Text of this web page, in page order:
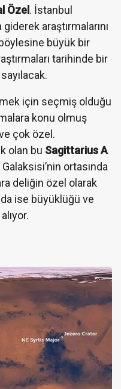
Özel. İstanbul
araştırmalarını
büyük bir
tarihinde bir
için seçmiş olduğu
konu olmuş
çok özel.
olan bu Sagittarius A
ortasında
deliğin özel olarak
ise büyüklüğü ve